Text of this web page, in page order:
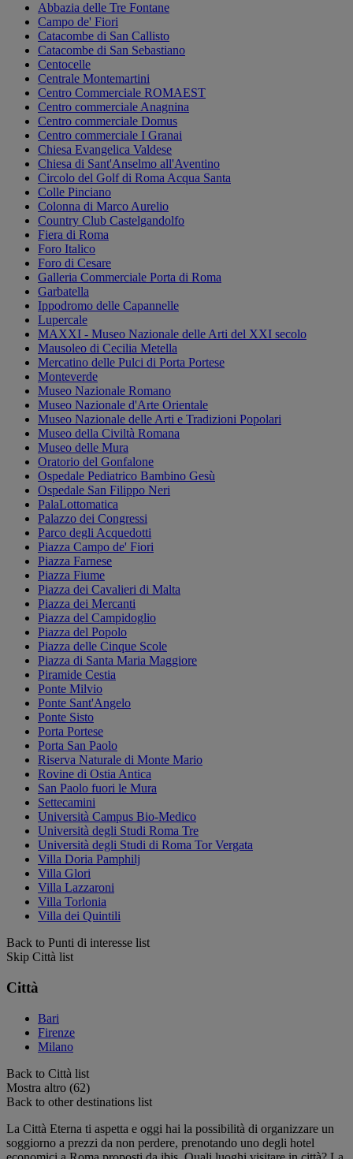
Abbazia delle Tre Fontane
Campo de' Fiori
Catacombe di San Callisto
Catacombe di San Sebastiano
Centocelle
Centrale Montemartini
Centro Commerciale ROMAEST
Centro commerciale Anagnina
Centro commerciale Domus
Centro commerciale I Granai
Chiesa Evangelica Valdese
Chiesa di Sant'Anselmo all'Aventino
Circolo del Golf di Roma Acqua Santa
Colle Pinciano
Colonna di Marco Aurelio
Country Club Castelgandolfo
Fiera di Roma
Foro Italico
Foro di Cesare
Galleria Commerciale Porta di Roma
Garbatella
Ippodromo delle Capannelle
Lupercale
MAXXI - Museo Nazionale delle Arti del XXI secolo
Mausoleo di Cecilia Metella
Mercatino delle Pulci di Porta Portese
Monteverde
Museo Nazionale Romano
Museo Nazionale d'Arte Orientale
Museo Nazionale delle Arti e Tradizioni Popolari
Museo della Civiltà Romana
Museo delle Mura
Oratorio del Gonfalone
Ospedale Pediatrico Bambino Gesù
Ospedale San Filippo Neri
PalaLottomatica
Palazzo dei Congressi
Parco degli Acquedotti
Piazza Campo de' Fiori
Piazza Farnese
Piazza Fiume
Piazza dei Cavalieri di Malta
Piazza dei Mercanti
Piazza del Campidoglio
Piazza del Popolo
Piazza delle Cinque Scole
Piazza di Santa Maria Maggiore
Piramide Cestia
Ponte Milvio
Ponte Sant'Angelo
Ponte Sisto
Porta Portese
Porta San Paolo
Riserva Naturale di Monte Mario
Rovine di Ostia Antica
San Paolo fuori le Mura
Settecamini
Università Campus Bio-Medico
Università degli Studi Roma Tre
Università degli Studi di Roma Tor Vergata
Villa Doria Pamphilj
Villa Glori
Villa Lazzaroni
Villa Torlonia
Villa dei Quintili
Back to Punti di interesse list
Skip Città list
Città
Bari
Firenze
Milano
Back to Città list
Mostra altro (62)
Back to other destinations list
La Città Eterna ti aspetta e oggi hai la possibilità di organizzare un
soggiorno a prezzi da non perdere, prenotando uno degli hotel